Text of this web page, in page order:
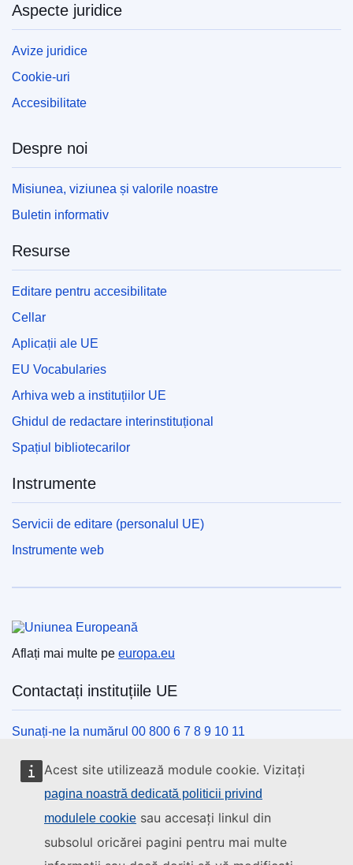
Acest site utilizează module cookie. Vizitați
pagina noastră dedicată politicii privind
modulele cookie sau accesați linkul din
subsolul oricărei pagini pentru mai multe
Aspecte juridice
Avize juridice
Cookie-uri
Accesibilitate
Despre noi
Misiunea, viziunea și valorile noastre
Buletin informativ
Resurse
Editare pentru accesibilitate
Cellar
Aplicații ale UE
EU Vocabularies
Arhiva web a instituțiilor UE
Ghidul de redactare interinstituțional
Spațiul bibliotecarilor
Instrumente
Servicii de editare (personalul UE)
Instrumente web
Aflați mai multe pe europa.eu
Contactați instituțiile UE
Sunați-ne la numărul 00 800 6 7 8 9 10 11
Utilizați alte opțiuni telefonice
Scrieți-ne completând formularul de contact